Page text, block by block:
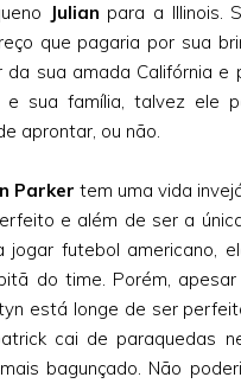
Julian para a Illinois.
que pagaria por sua
sua amada Califórnia e
e sua família, talvez ele
aprontar, ou não.
Parker tem uma vida
e além de ser a
jogar futebol americano,
do time. Porém,
está longe de ser
cai de paraquedas
bagunçado. Não